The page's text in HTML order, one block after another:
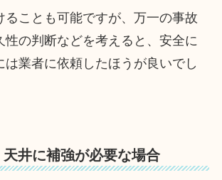
ることも可能ですが、万一の事故
性の判断などを考えると、安全に
は業者に依頼したほうが良いでし
井に補強が必要な場合